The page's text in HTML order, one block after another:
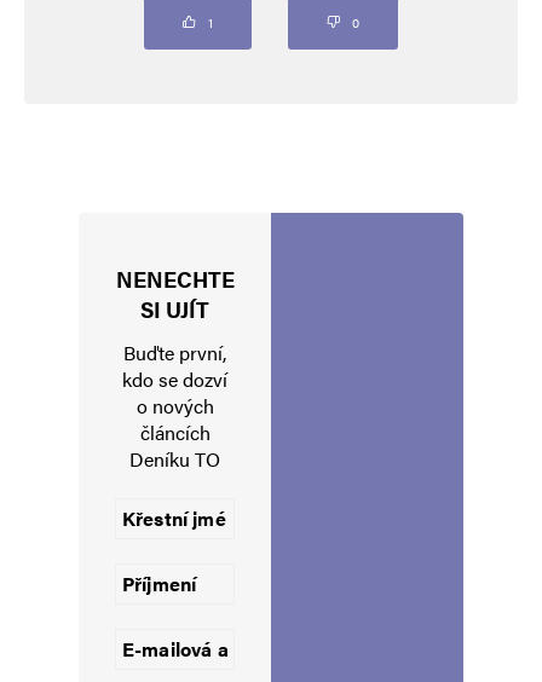
Uložit do prohlížeče jméno, e-mail a webovou stránku pro budoucí
Informujte mě o nových komentářích e-mailem.
1 0
NENECHTE
SI UJÍT
Buďte první,
kdo se dozví
o nových
článcích
Deníku TO